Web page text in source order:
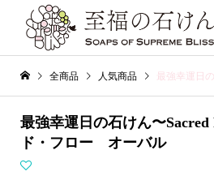
全商品 人気商品 最強幸運日の石けん
最強幸運日の石けん〜
ド・フロー オーバル